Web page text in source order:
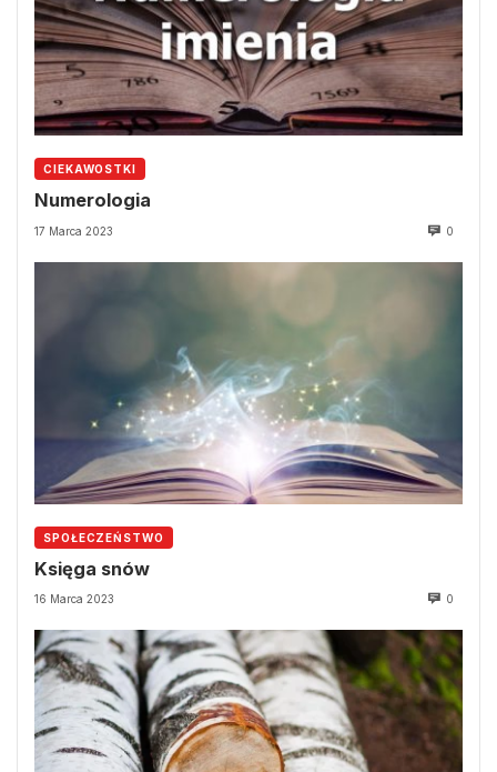
CIEKAWOSTKI
Numerologia
17 Marca 2023 0
SPOŁECZEŃSTWO
Księga snów
16 Marca 2023 0